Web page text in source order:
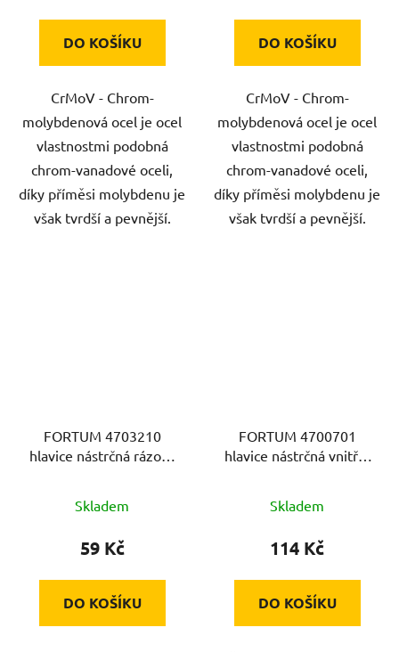
DO KOŠÍKU
CrMoV - Chrom-
molybdenová ocel je ocel
vlastnostmi podobná
chrom-vanadové oceli,
díky příměsi molybdenu je
však tvrdší a pevnější.
DO KOŠÍKU
CrMoV - Chrom-
molybdenová ocel je ocel
vlastnostmi podobná
chrom-vanadové oceli,
díky příměsi molybdenu je
však tvrdší a pevnější.
FORTUM 4703210
hlavice nástrčná rázová
Skladem
59 Kč
DO KOŠÍKU
FORTUM 4700701
hlavice nástrčná vnitřní
Skladem
114 Kč
DO KOŠÍKU